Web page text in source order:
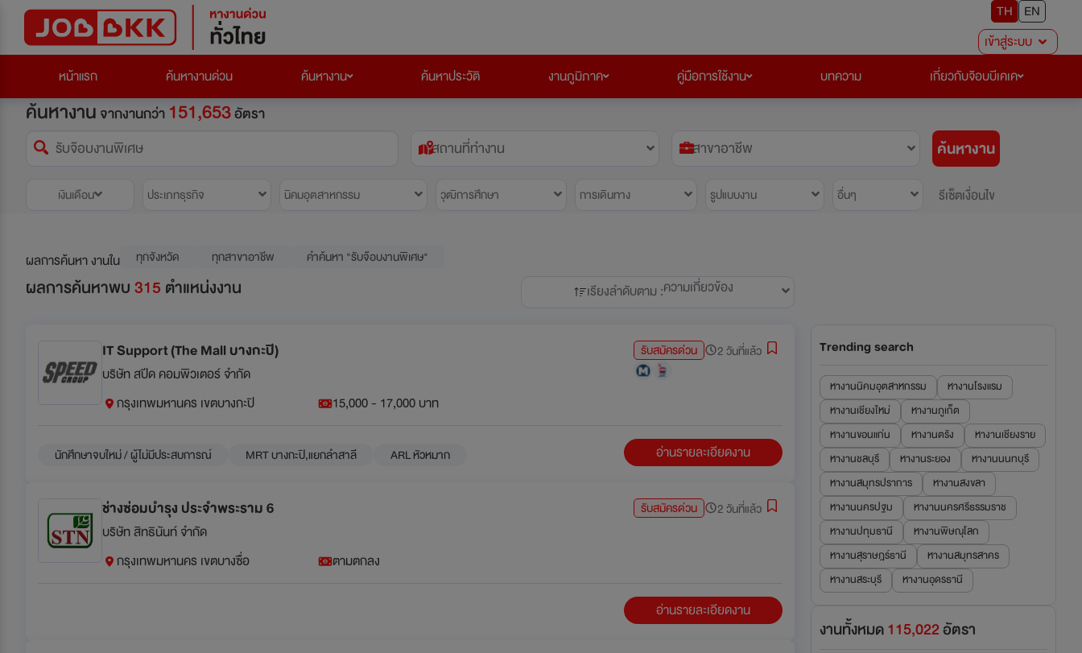
TH
EN
เข้าสู่ระบบ
หน้าแรก
ค้นหางานด่วน ค้นหางาน ค้นหาประวัติ งานภูมิภาค คู่มือการใช้งาน บทความ เกี่ยวกับจ๊อบบีเคเค
ค้นหางาน จากงานกว่า 151,653อัตรา
สถานที่ทำงาน
สาขาอาชีพ ค้นหางาน
เงินเดือน ประเภทธุรกิจ นิคมอุตสาหกรรม วุฒิการศึกษา การเดินทาง รูปแบบงาน อื่นๆ รีเซ็ตเงื่อนไข
ผลการค้นหา งานใน ทุกจังหวัด ทุกสาขาอาชีพ คำค้นหา "รับจ๊อบงานพิเศษ"
ผลการค้นหาพบ315 ตำแหน่งงาน เรียงลำดับตาม :ความเกี่ยวข้อง
IT Support (The Mall บางกะปิ)
บริษัท สปีด คอมพิวเตอร์ จำกัด
รับสมัครด่วน 2 วันที่แล้ว
กรุงเทพมหานคร เขตบางกะปิ 15,000 - 17,000 บาท
นักศึกษาจบใหม่ / ผู้ไม่มีประสบการณ์ MRT บางกะปิ,แยกลำสาลี ARL หัวหมาก อ่านรายละเอียดงาน
ช่างซ่อมบำรุง ประจำพระราม 6
บริษัท สิทธินันท์ จำกัด
รับสมัครด่วน 2 วันที่แล้ว
กรุงเทพมหานคร เขตบางซื่อ ตามตกลง
อ่านรายละเอียดงาน
Trending search
หางานนิคมอุตสาหกรรม
หางานโรงแรม
หางานเชียงใหม่
หางานภูเก็ต
หางานขอนแก่น
หางานตรัง
หางานเชียงราย
หางานชลบุรี
หางานระยอง
หางานนนทบุรี
หางานสมุทรปราการ
หางานสงขลา
หางานนครปฐม
หางานนครศรีธรรมราช
หางานปทุมธานี
หางานพิษณุโลก
หางานสุราษฎร์ธานี
หางานสมุทรสาคร
หางานสระบุรี
หางานอุดรธานี
งานทั้งหมด115,022อัตรา